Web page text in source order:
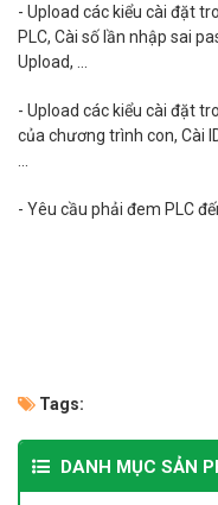
- Upload các kiểu cài đặt
PLC, Cài số lần nhập sai
Upload, ...
- Upload các kiểu cài đặt
của chương trình con, Cài
- Yêu cầu phải đem PLC
Tags:
DANH MỤC SẢN